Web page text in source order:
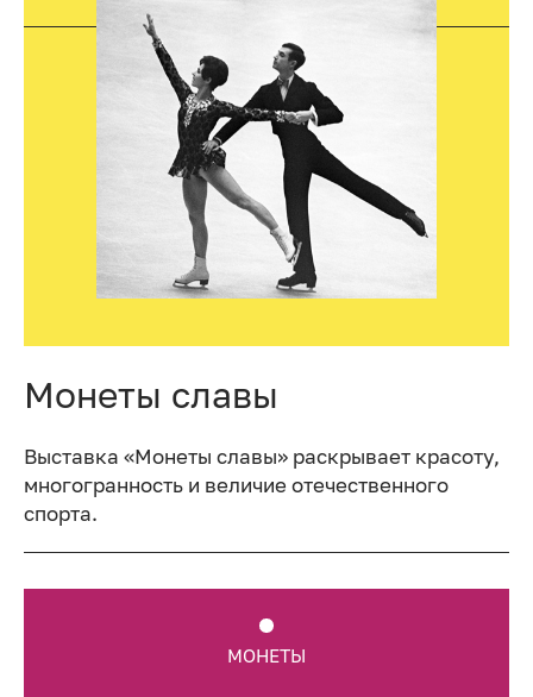
Монеты славы
Выставка «Монеты славы» раскрывает красоту,
многогранность и величие отечественного
спорта.
МОНЕТЫ